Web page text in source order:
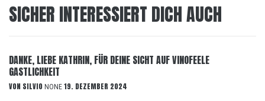
SICHER INTERESSIERT DICH AUCH
DANKE, LIEBE KATHRIN, FÜR DEINE SICHT AUF VINOFEELE
GASTLICHKEIT
VON SILVIO NONE 19. DEZEMBER 2024